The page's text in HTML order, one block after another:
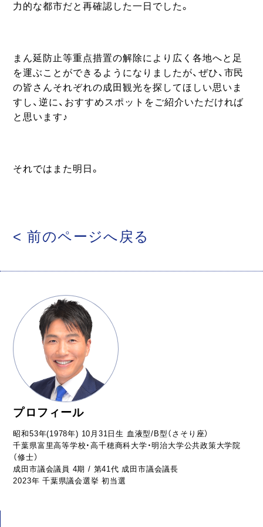
力的な都市だと再確認した一日でした。
まん延防止等重点措置の解除により広く各地へと足
を運ぶことができるようになりましたが、ぜひ、市民
の皆さんそれぞれの成田観光を探してほしい思いま
すし、逆に、おすすめスポットをご紹介いただければ
と思います♪
それではまた明日。
< 前のページへ戻る
プロフィール
昭和53年(1978年) 10月31日生 血液型/B型（さそり座）
千葉県富里高等学校・高千穂商科大学・明治大学公共政策大学院
（修士）
成田市議会議員 4期 / 第41代 成田市議会議長
2023年 千葉県議会選挙 初当選